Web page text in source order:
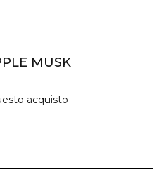
MUSK
acquisto